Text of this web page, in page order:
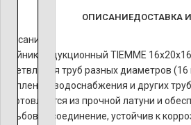
ОПИСАНИЕДОСТАВКА
Описание
Тройник редукционный TIEMME
ответвления труб разных диаметров
отопления, водоснабжения и других
изготовляется из прочной латуни и
резьбовое соединение, устойчив к